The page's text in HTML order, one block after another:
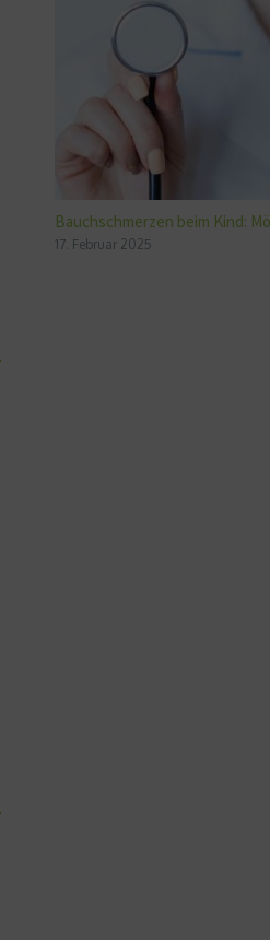
Bauchschmerzen beim Kind:
17. Februar 2025